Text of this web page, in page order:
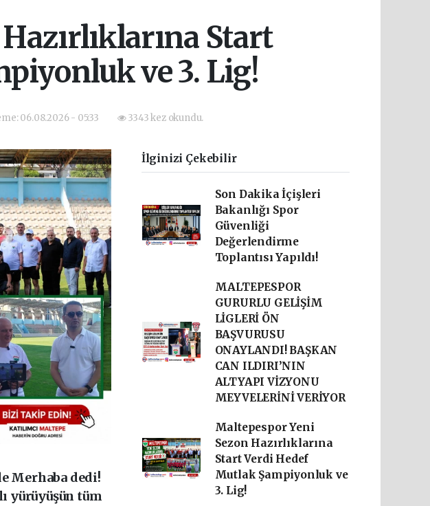
Start
ve 3. Lig!
06.08.2026 - 05:33 3343 kez okundu.
Merhaba dedi!
yürüyüşün tüm
İlginizi Çekebilir
Son Dakika İçişleri
Bakanlığı Spor
Güvenliği
Değerlendirme
Toplantısı Yapıldı!
MALTEPESPOR
GURURLU GELİŞİM
LİGLERİ ÖN
BAŞVURUSU
ONAYLANDI! BAŞKAN
CAN ILDIRI’NIN
ALTYAPI VİZYONU
MEYVELERİNİ VERİYOR
Maltepespor Yeni
Sezon Hazırlıklarına
Start Verdi Hedef
Mutlak Şampiyonluk ve
3. Lig!